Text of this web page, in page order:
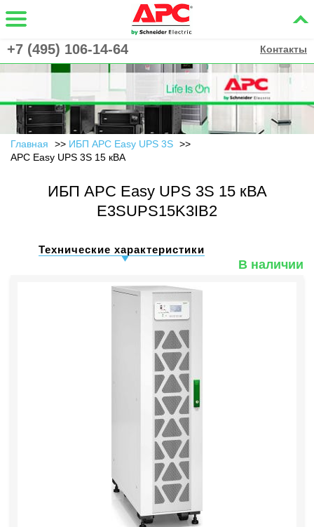
+7 (495) 106-14-64 Контакты
Главная
ИБП APC Easy UPS 3S
APC Easy UPS 3S 15 кВА
ИБП APC Easy UPS 3S 15 кВА
E3SUPS15K3IB2
Технические характеристики
В наличии